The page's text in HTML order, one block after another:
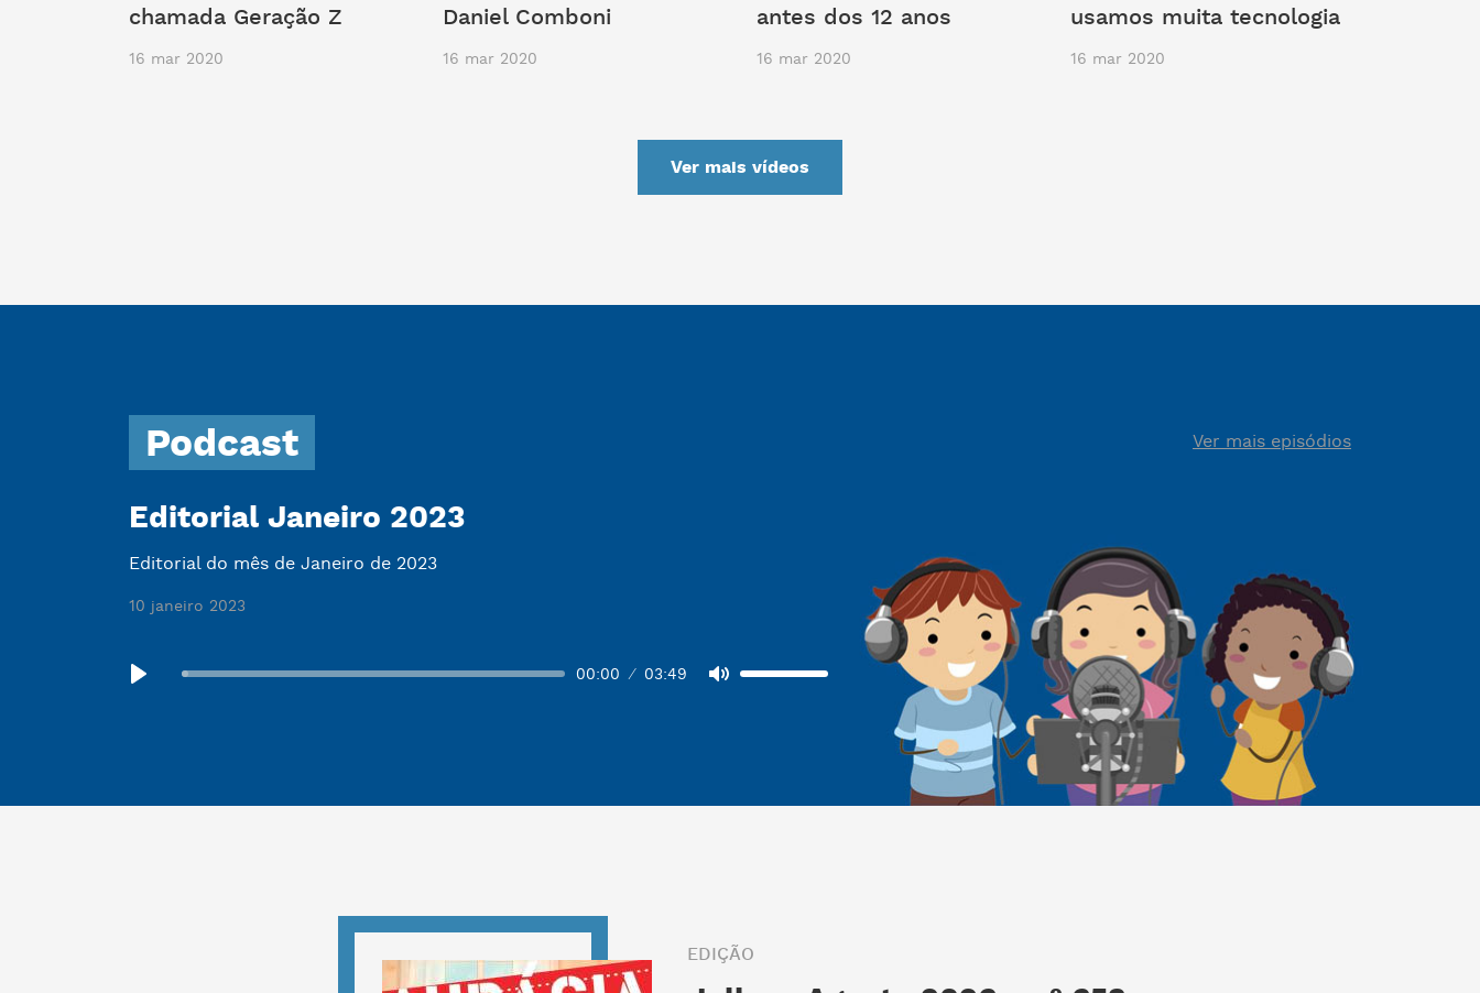
chamada Geração Z
16 mar 2020
Daniel Comboni
16 mar 2020
antes dos 12 anos
16 mar 2020
usamos muita tecnologia
16 mar 2020
Ver mais vídeos
Podcast Ver mais episódios
Editorial Janeiro 2023
Editorial do mês de Janeiro de 2023
10 janeiro 2023
Seek 00:00 03:49 Volume
EDIÇÃO